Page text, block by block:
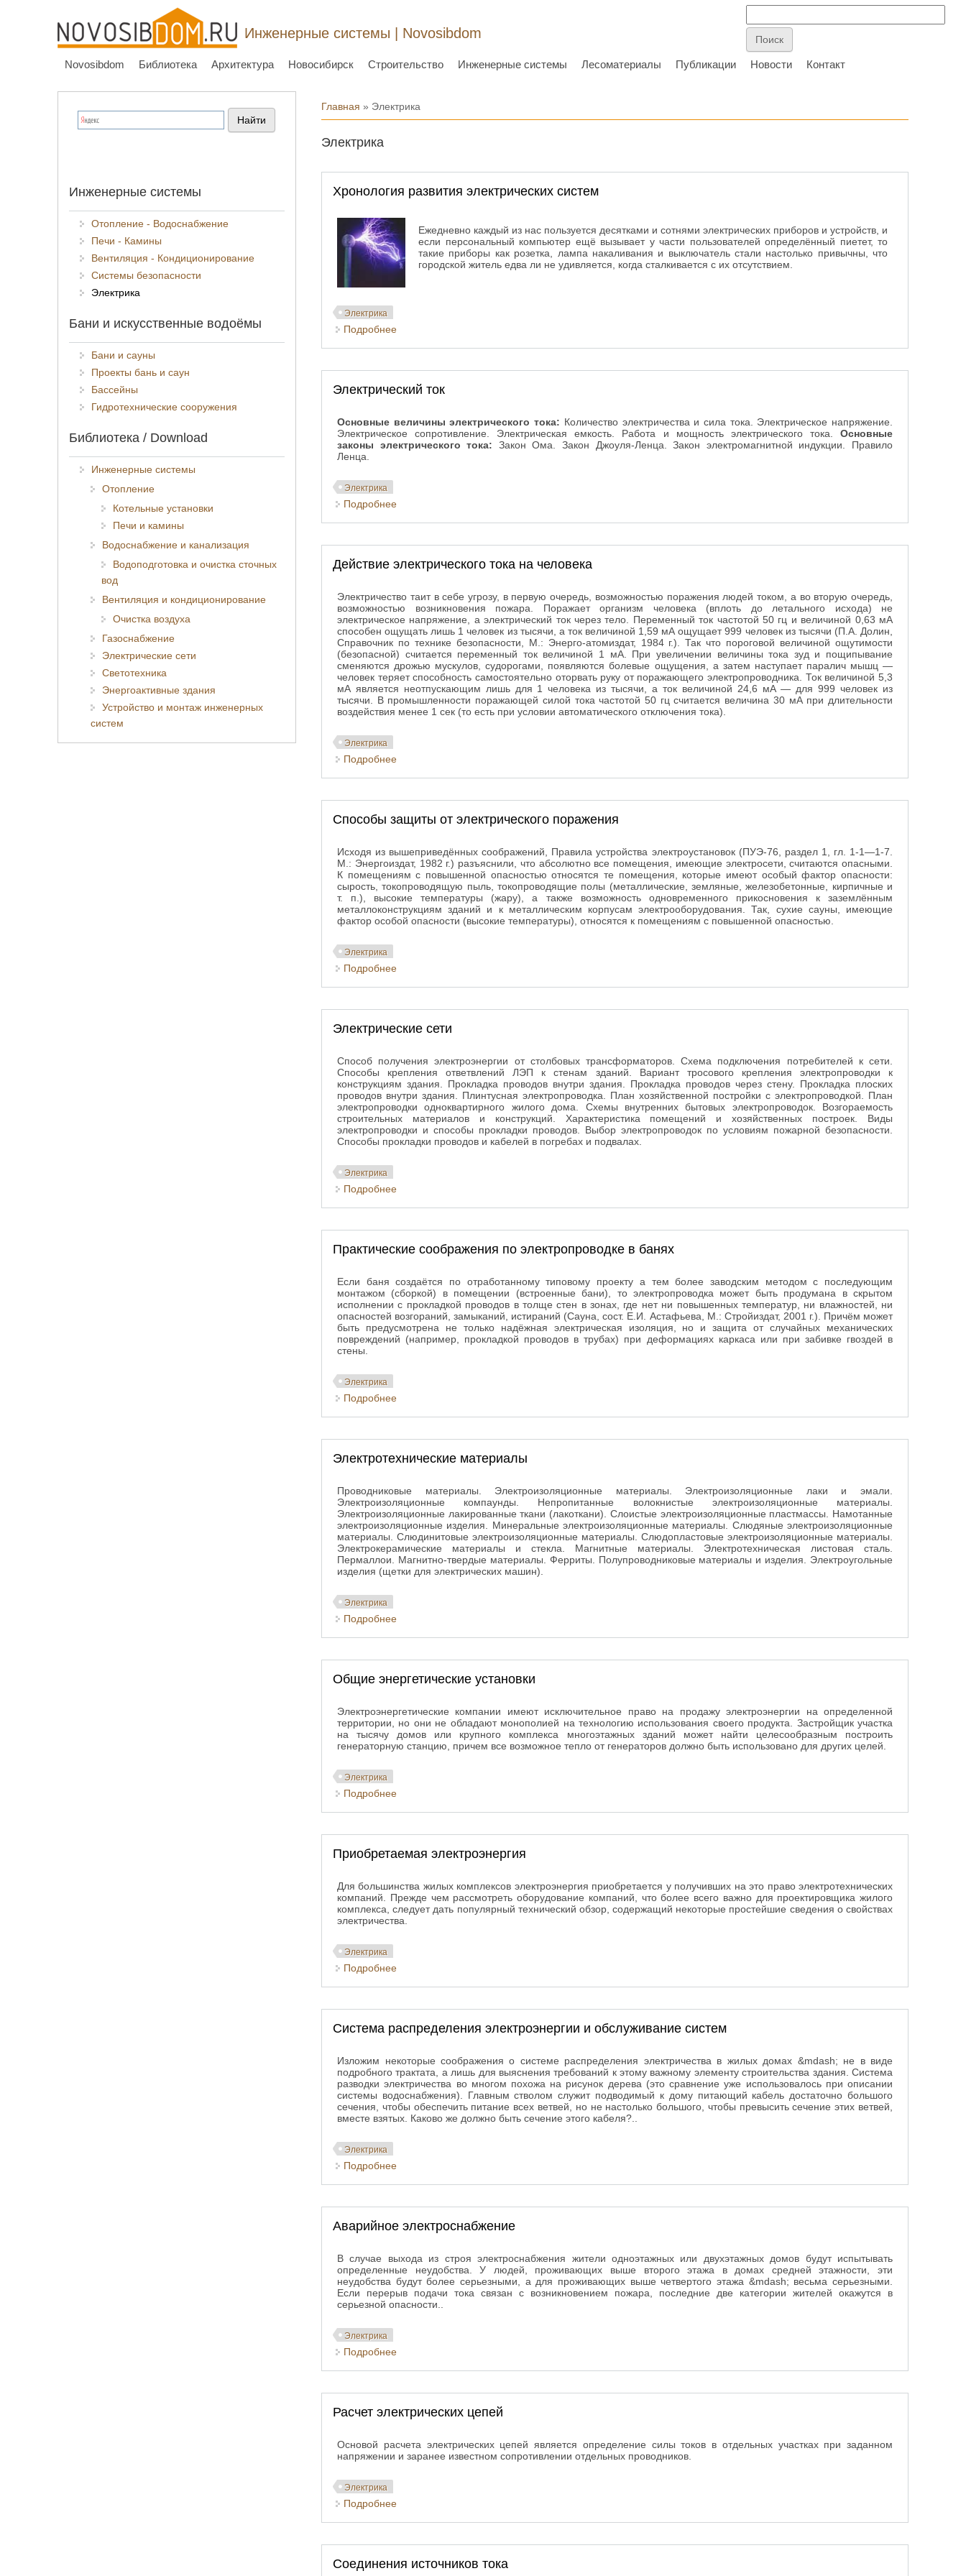
Инженерные системы | Novosibdom
Novosibdom Библиотека Архитектура Новосибирск Строительство Инженерные системы Лесоматериалы Публикации Новости Контакт
Вы здесь
Главная » Электрика
Электрика
Хронология развития электрических систем
Ежедневно каждый из нас пользуется десятками и сотнями электрических приборов и устройств, и
если персональный компьютер ещё вызывает у части пользователей определённый пиетет, то
такие приборы как розетка, лампа накаливания и выключатель стали настолько привычны, что
городской житель едва ли не удивляется, когда сталкивается с их отсутствием.
Электрика
Подробнее
Электрический ток
Основные величины электрического тока: Количество электричества и сила тока. Электрическое напряжение.
Электрическое сопротивление. Электрическая емкость. Работа и мощность электрического тока. Основные
законы электрического тока: Закон Ома. Закон Джоуля-Ленца. Закон электромагнитной индукции. Правило
Ленца.
Электрика
Подробнее
Действие электрического тока на человека
Электричество таит в себе угрозу, в первую очередь, возможностью поражения людей током, а во вторую очередь,
возможностью возникновения пожара. Поражает организм человека (вплоть до летального исхода) не
электрическое напряжение, а электрический ток через тело. Переменный ток частотой 50 гц и величиной 0,63 мА
способен ощущать лишь 1 человек из тысячи, а ток величиной 1,59 мА ощущает 999 человек из тысячи (П.А. Долин,
Справочник по технике безопасности, М.: Энерго-атомиздат, 1984 г.). Так что пороговой величиной ощутимости
(безопасной) считается переменный ток величиной 1 мА. При увеличении величины тока зуд и пощипывание
сменяются дрожью мускулов, судорогами, появляются болевые ощущения, а затем наступает паралич мышц —
человек теряет способность самостоятельно оторвать руку от поражающего электропроводника. Ток величиной 5,3
мА является неотпускающим лишь для 1 человека из тысячи, а ток величиной 24,6 мА — для 999 человек из
тысячи. В промышленности поражающей силой тока частотой 50 гц считается величина 30 мА при длительности
воздействия менее 1 сек (то есть при условии автоматического отключения тока).
Электрика
Подробнее
Способы защиты от электрического поражения
Исходя из вышеприведённых соображений, Правила устройства электроустановок (ПУЭ-76, раздел 1, гл. 1-1—1-7.
М.: Энергоиздат, 1982 г.) разъяснили, что абсолютно все помещения, имеющие электросети, считаются опасными.
К помещениям с повышенной опасностью относятся те помещения, которые имеют особый фактор опасности:
сырость, токопроводящую пыль, токопроводящие полы (металлические, земляные, железобетонные, кирпичные и
т. п.), высокие температуры (жару), а также возможность одновременного прикосновения к заземлённым
металлоконструкциям зданий и к металлическим корпусам электрооборудования. Так, сухие сауны, имеющие
фактор особой опасности (высокие температуры), относятся к помещениям с повышенной опасностью.
Электрика
Подробнее
Электрические сети
Способ получения электроэнергии от столбовых трансформаторов. Схема подключения потребителей к сети.
Способы крепления ответвлений ЛЭП к стенам зданий. Вариант тросового крепления электропроводки к
конструкциям здания. Прокладка проводов внутри здания. Прокладка проводов через стену. Прокладка плоских
проводов внутри здания. Плинтусная электропроводка. План хозяйственной постройки с электропроводкой. План
электропроводки одноквартирного жилого дома. Схемы внутренних бытовых электропроводок. Возгораемость
строительных материалов и конструкций. Характеристика помещений и хозяйственных построек. Виды
электропроводки и способы прокладки проводов. Выбор электропроводок по условиям пожарной безопасности.
Способы прокладки проводов и кабелей в погребах и подвалах.
Электрика
Подробнее
Практические соображения по электропроводке в банях
Если баня создаётся по отработанному типовому проекту а тем более заводским методом с последующим
монтажом (сборкой) в помещении (встроенные бани), то электропроводка может быть продумана в скрытом
исполнении с прокладкой проводов в толще стен в зонах, где нет ни повышенных температур, ни влажностей, ни
опасностей возгораний, замыканий, истираний (Сауна, сост. Е.И. Астафьева, М.: Стройиздат, 2001 г.). Причём может
быть предусмотрена не только надёжная электрическая изоляция, но и защита от случайных механических
повреждений (например, прокладкой проводов в трубах) при деформациях каркаса или при забивке гвоздей в
стены.
Электрика
Подробнее
Электротехнические материалы
Проводниковые материалы. Электроизоляционные материалы. Электроизоляционные лаки и эмали.
Электроизоляционные компаунды. Непропитанные волокнистые электроизоляционные материалы.
Электроизоляционные лакированные ткани (лакоткани). Слоистые электроизоляционные пластмассы. Намотанные
электроизоляционные изделия. Минеральные электроизоляционные материалы. Слюдяные электроизоляционные
материалы. Слюдинитовые электроизоляционные материалы. Слюдопластовые электроизоляционные материалы.
Электрокерамические материалы и стекла. Магнитные материалы. Электротехническая листовая сталь.
Пермаллои. Магнитно-твердые материалы. Ферриты. Полупроводниковые материалы и изделия. Электроугольные
изделия (щетки для электрических машин).
Электрика
Подробнее
Общие энергетические установки
Электроэнергетические компании имеют исключительное право на продажу электроэнергии на определенной
территории, но они не обладают монополией на технологию использования своего продукта. Застройщик участка
на тысячу домов или крупного комплекса многоэтажных зданий может найти целесообразным построить
генераторную станцию, причем все возможное тепло от генераторов должно быть использовано для других целей.
Электрика
Подробнее
Приобретаемая электроэнергия
Для большинства жилых комплексов электроэнергия приобретается у получивших на это право электротехнических
компаний. Прежде чем рассмотреть оборудование компаний, что более всего важно для проектировщика жилого
комплекса, следует дать популярный технический обзор, содержащий некоторые простейшие сведения о свойствах
электричества.
Электрика
Подробнее
Система распределения электроэнергии и обслуживание систем
Изложим некоторые соображения о системе распределения электричества в жилых домах &mdash; не в виде
подробного трактата, а лишь для выяснения требований к этому важному элементу строительства здания. Система
разводки электричества во многом похожа на рисунок дерева (это сравнение уже использовалось при описании
системы водоснабжения). Главным стволом служит подводимый к дому питающий кабель достаточно большого
сечения, чтобы обеспечить питание всех ветвей, но не настолько большого, чтобы превысить сечение этих ветвей,
вместе взятых. Каково же должно быть сечение этого кабеля?..
Электрика
Подробнее
Аварийное электроснабжение
В случае выхода из строя электроснабжения жители одноэтажных или двухэтажных домов будут испытывать
определенные неудобства. У людей, проживающих выше второго этажа в домах средней этажности, эти
неудобства будут более серьезными, а для проживающих выше четвертого этажа &mdash; весьма серьезными.
Если перерыв подачи тока связан с возникновением пожара, последние две категории жителей окажутся в
серьезной опасности..
Электрика
Подробнее
Расчет электрических цепей
Основой расчета электрических цепей является определение силы токов в отдельных участках при заданном
напряжении и заранее известном сопротивлении отдельных проводников.
Электрика
Подробнее
Соединения источников тока
Инженерные системы
Отопление - Водоснабжение
Печи - Камины
Вентиляция - Кондиционирование
Системы безопасности
Электрика
Бани и искусственные водоёмы
Бани и сауны
Проекты бань и саун
Бассейны
Гидротехнические сооружения
Библиотека / Download
Инженерные системы
Отопление
Котельные установки
Печи и камины
Водоснабжение и канализация
Водоподготовка и очистка сточных
вод
Вентиляция и кондиционирование
Очистка воздуха
Газоснабжение
Электрические сети
Светотехника
Энергоактивные здания
Устройство и монтаж инженерных
систем